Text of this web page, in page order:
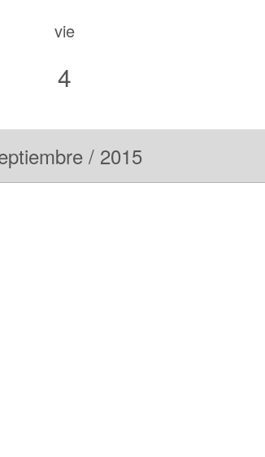
vie
4
/ 2015